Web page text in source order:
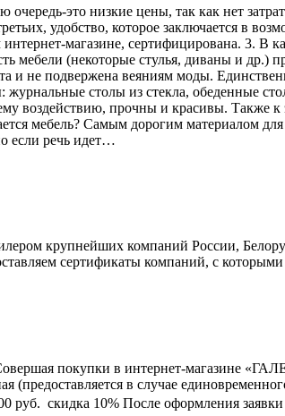
это низкие цены, так как нет
удобство, которое заключается в
магазине, сертифицирована. 3. В
мебели (некоторые стулья, диваны и др.)
и не подвержена веяниям моды.
столы из стекла, обеденные
воздействию, прочны и красивы. Также к
мебель? Самым дорогим материалом
если речь идет…
крупнейших компаний России,
сертификаты компаний, с которыми
покупки в интернет-магазине
(предоставляется в случае
руб.  скидка 10% После оформления